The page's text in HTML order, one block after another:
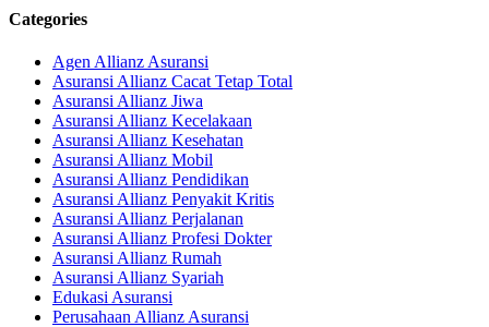
Categories
Agen Allianz Asuransi
Asuransi Allianz Cacat Tetap Total
Asuransi Allianz Jiwa
Asuransi Allianz Kecelakaan
Asuransi Allianz Kesehatan
Asuransi Allianz Mobil
Asuransi Allianz Pendidikan
Asuransi Allianz Penyakit Kritis
Asuransi Allianz Perjalanan
Asuransi Allianz Profesi Dokter
Asuransi Allianz Rumah
Asuransi Allianz Syariah
Edukasi Asuransi
Perusahaan Allianz Asuransi